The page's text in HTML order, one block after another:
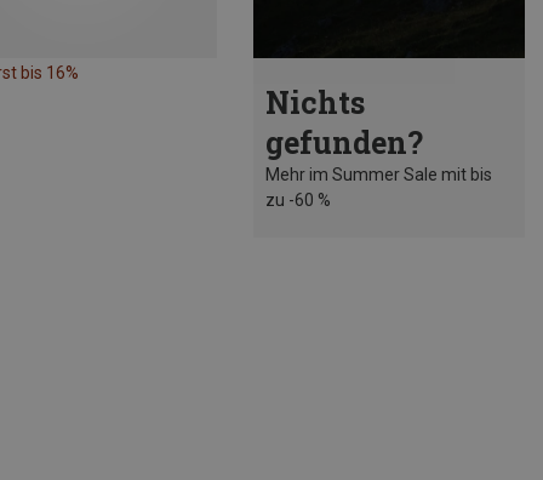
bis 16%
Nichts
gefunden?
Mehr im Summer Sale mit bis
zu -60 %